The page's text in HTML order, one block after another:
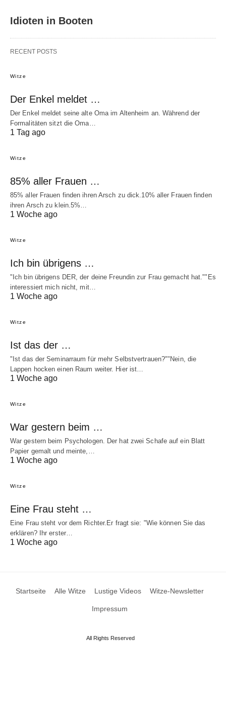
Idioten in Booten
RECENT POSTS
Witze
Der Enkel meldet …
Der Enkel meldet seine alte Oma im Altenheim an. Während der
Formalitäten sitzt die Oma…
1 Tag ago
Witze
85% aller Frauen …
85% aller Frauen finden ihren Arsch zu dick.10% aller Frauen finden
ihren Arsch zu klein.5%…
1 Woche ago
Witze
Ich bin übrigens …
"Ich bin übrigens DER, der deine Freundin zur Frau gemacht hat.""Es
interessiert mich nicht, mit…
1 Woche ago
Witze
Ist das der …
"Ist das der Seminarraum für mehr Selbstvertrauen?""Nein, die
Lappen hocken einen Raum weiter. Hier ist…
1 Woche ago
Witze
War gestern beim …
War gestern beim Psychologen. Der hat zwei Schafe auf ein Blatt
Papier gemalt und meinte,…
1 Woche ago
Witze
Eine Frau steht …
Eine Frau steht vor dem Richter.Er fragt sie: "Wie können Sie das
erklären? Ihr erster…
1 Woche ago
Startseite Alle Witze Lustige Videos Witze-Newsletter
Impressum
All Rights Reserved